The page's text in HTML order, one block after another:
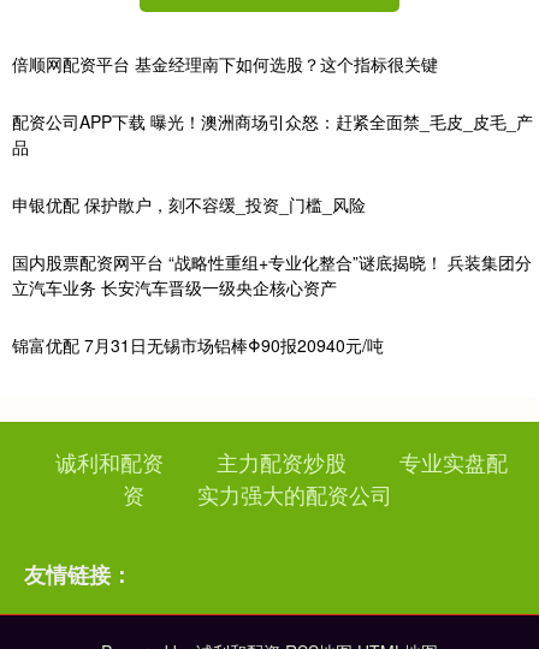
倍顺网配资平台 基金经理南下如何选股？这个指标很关键
配资公司APP下载 曝光！澳洲商场引众怒：赶紧全面禁_毛皮_皮毛_产
品
申银优配 保护散户，刻不容缓_投资_门槛_风险
国内股票配资网平台 “战略性重组+专业化整合”谜底揭晓！ 兵装集团分
立汽车业务 长安汽车晋级一级央企核心资产
锦富优配 7月31日无锡市场铝棒Φ90报20940元/吨
诚利和配资 主力配资炒股
专业实盘配
资
实力强大的配资公司
友情链接：